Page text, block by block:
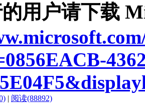
用户请下载
| 阅读(88892)